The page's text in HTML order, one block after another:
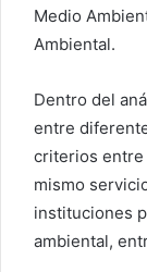
Medio
Ambiental.
Dentro del
entre
criterios entre
mismo
instituciones
ambiental,